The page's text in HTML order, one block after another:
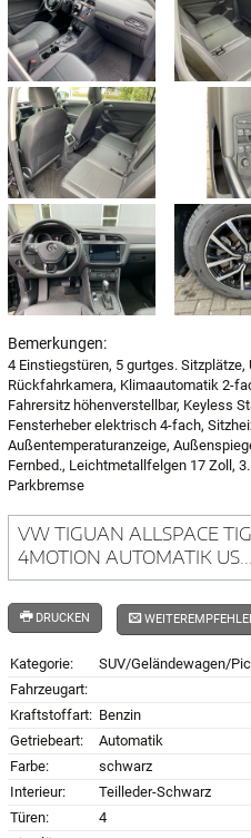
Bemerkungen:
4 Einstiegstüren, 5 gurtges. Sitzplätze,
Rückfahrkamera, Klimaautomatik 2-
Fahrersitz höhenverstellbar, Keyless
Fensterheber elektrisch 4-fach,
Außentemperaturanzeige,
Fernbed., Leichtmetallfelgen 17 Zoll,
Parkbremse
VW TIGUAN ALLSPACE
4MOTION AUTOMATIK US...
DRUCKEN
Kategorie:
SUV/Geländewagen/
Fahrzeugart:
Kraftstoffart: Benzin
Getriebeart:
Automatik
Farbe:
schwarz
Interieur:
Teilleder-Schwarz
Türen:
4